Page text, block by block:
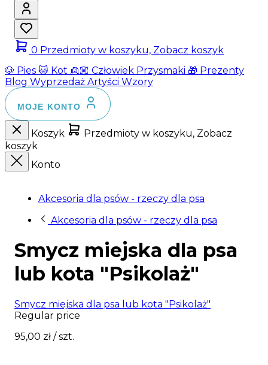
0 Przedmioty w koszyku, Zobacz koszyk
🐶 Pies 🐱 Kot 👱🏼 Człowiek Przysmaki 🎁 Prezenty
Blog Wyprzedaż Artyści Wzory
MOJE KONTO
Koszyk
Przedmioty w koszyku, Zobacz
koszyk
Konto
Akcesoria dla psów - rzeczy dla psa
Akcesoria dla psów - rzeczy dla psa
Smycz miejska dla psa
lub kota "Psikolaż"
Smycz miejska dla psa lub kota "Psikolaż"
Regular price
95,00 zł/ szt.